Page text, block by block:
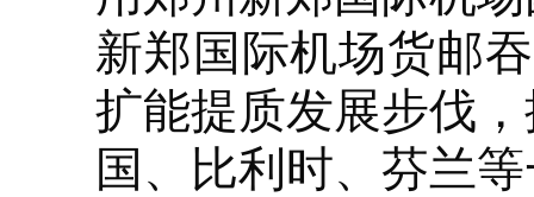
新郑国际机场货邮
扩能提质发展步伐
国、比利时、芬兰